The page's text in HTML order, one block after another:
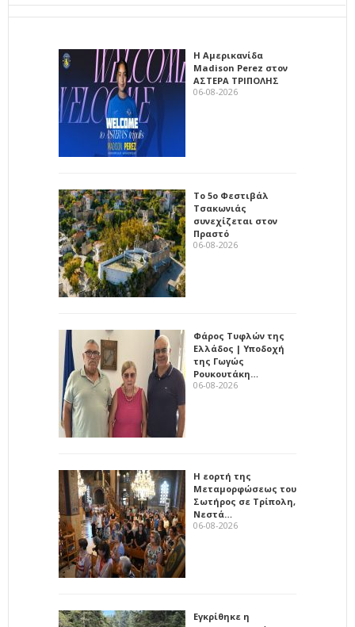
Η Αμερικανίδα
Madison Perez στον
ΑΣΤΕΡΑ ΤΡΙΠΟΛΗΣ
06-08-2026
Το 5ο Φεστιβάλ
Τσακωνιάς
συνεχίζεται στον
Πραστό
06-08-2026
Φάρος Τυφλών της
Ελλάδος | Υποδοχή
της Γωγώς
Ρουκουτάκη…
06-08-2026
Η εορτή της
Μεταμορφώσεως του
Σωτήρος σε Τρίπολη,
Νεστά…
06-08-2026
Εγκρίθηκε η